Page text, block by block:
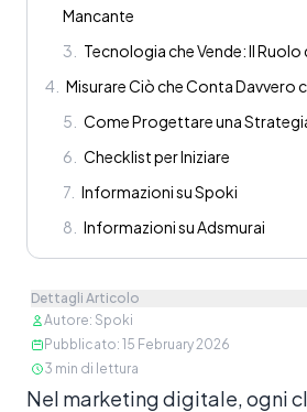
Mancante
3
Tecnologia che Vende: Il Ruolo
4
Misurare Ciò che Conta Davvero
5
Come Progettare una
6
Checklist per Iniziare
7 Informazioni su Spoki
8
Informazioni su Adsmurai
Dettagli Articolo
Autore: Spoki
Pubblicato: 15 February 2026
3 min di lettura
Contenuto
Nel marketing digitale, ogni